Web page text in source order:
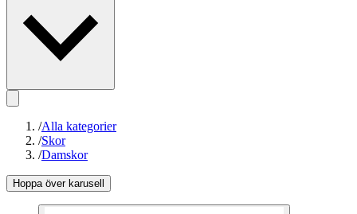
/Alla kategorier
/Skor
/Damskor
Hoppa över karusell